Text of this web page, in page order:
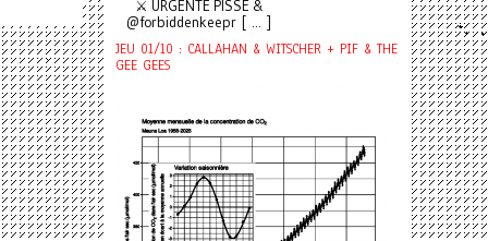
⚔️ URGENTE PISSE &
@forbiddenkeepr [ ... ]
JEU 01/10 : CALLAHAN & WITSCHER + PIF & THE
GEE GEES